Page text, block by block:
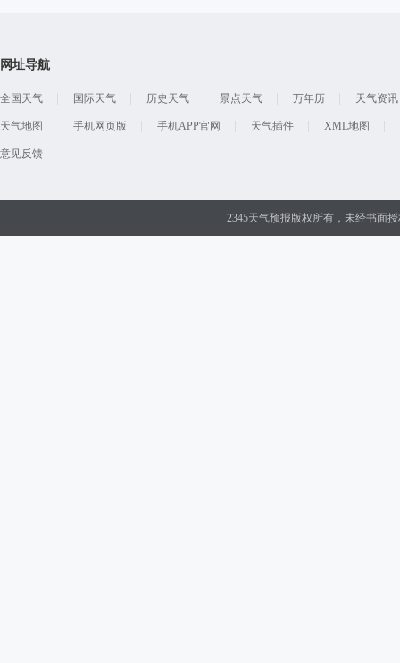
网址导航
全国天气 国际天气 历史天气 景点天气 万年历 天气资讯
天气地图 手机网页版 手机APP官网 天气插件 XML地图
意见反馈
2345天气预报版权所有，未经书面